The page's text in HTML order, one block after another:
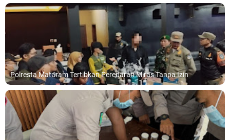
Polresta Mataram Tertibkan Peredaran Miras Tanpa Izin